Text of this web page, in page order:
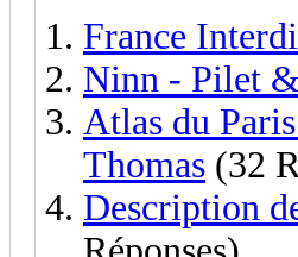
France
Ninn - Pilet
Atlas du
Thomas (32
Description